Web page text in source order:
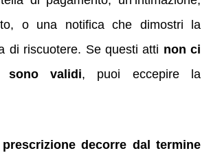
o una notifica che dimostri la
di riscuotere. Se questi atti non ci
validi, puoi eccepire la
decorre dal termine